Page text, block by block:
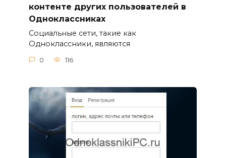
контенте других пользователей в
Одноклассниках
Социальные сети, такие как
Одноклассники, являются
0 116